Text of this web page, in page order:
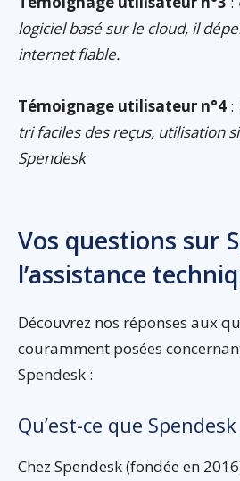
logiciel basé sur le cloud, il
internet fiable.
Témoignage utilisateur n°4 :
tri faciles des reçus, utilisation
Spendesk
Vos questions sur
l’assistance
Découvrez nos réponses aux
couramment posées
Spendesk :
Qu’est-ce que Spendesk
Chez Spendesk (fondée en